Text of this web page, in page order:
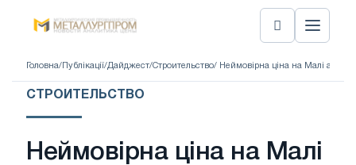
Головна/ Публікації/Дайджест/Строительство/ Неймовірна ціна на Малі
СТРОИТЕЛЬСТВО
Неймовірна ціна на Малі